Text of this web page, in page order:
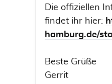
Die offiziellen
findet ihr hier:
hamburg.de/
Beste Grüße
Gerrit